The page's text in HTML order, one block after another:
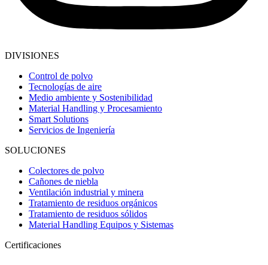
DIVISIONES
Control de polvo
Tecnologías de aire
Medio ambiente y Sostenibilidad
Material Handling y Procesamiento
Smart Solutions
Servicios de Ingeniería
SOLUCIONES
Colectores de polvo
Cañones de niebla
Ventilación industrial y minera
Tratamiento de residuos orgánicos
Tratamiento de residuos sólidos
Material Handling Equipos y Sistemas
Certificaciones